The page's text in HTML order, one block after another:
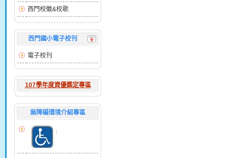
西門校徽&校歌
西門國小電子校刊
電子校刊
107學年度資優鑑定專區
無障礙環境介紹專區